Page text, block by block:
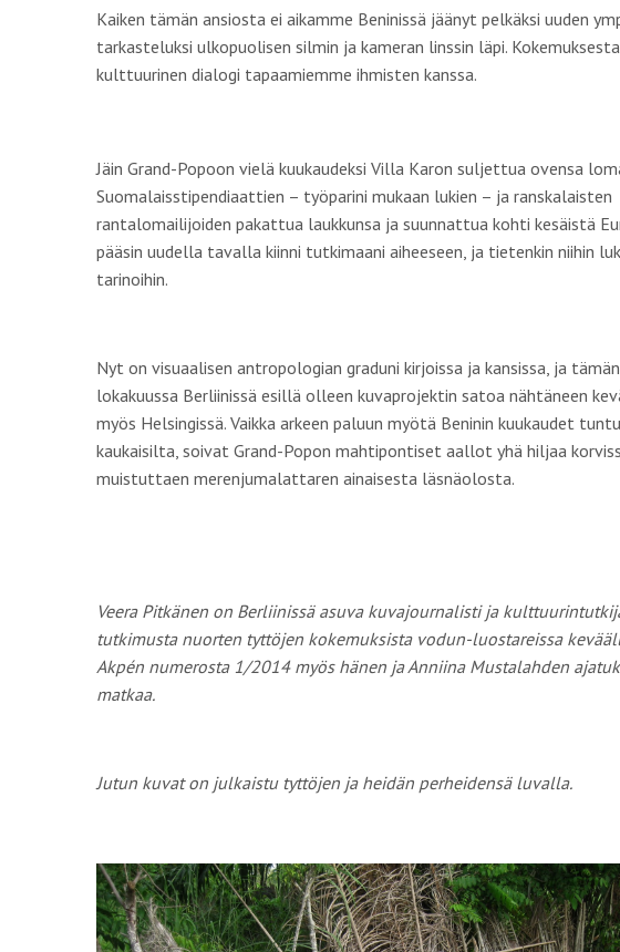
Kaiken tämän ansiosta ei aikamme Beninissä jäänyt pelkäksi uuden
tarkasteluksi ulkopuolisen silmin ja kameran linssin läpi.
kulttuurinen dialogi tapaamiemme ihmisten kanssa.
Jäin Grand-Popoon vielä kuukaudeksi Villa Karon suljettua ovensa
Suomalaisstipendiaattien – työparini mukaan lukien – ja ranskalaisten
rantalomailijoiden pakattua laukkunsa ja suunnattua kohti kesäistä
pääsin uudella tavalla kiinni tutkimaani aiheeseen, ja tietenkin niihin
tarinoihin.
Nyt on visuaalisen antropologian graduni kirjoissa ja kansissa, ja
lokakuussa Berliinissä esillä olleen kuvaprojektin satoa nähtäneen
myös Helsingissä. Vaikka arkeen paluun myötä Beninin kuukaudet
kaukaisilta, soivat Grand-Popon mahtipontiset aallot yhä hiljaa
muistuttaen merenjumalattaren ainaisesta läsnäolosta.
Veera Pitkänen on Berliinissä asuva kuvajournalisti ja
tutkimusta nuorten tyttöjen kokemuksista vodun-luostareissa
Akpén numerosta 1/2014 myös hänen ja Anniina Mustalahden
matkaa.
Jutun kuvat on julkaistu tyttöjen ja heidän perheidensä luvalla.